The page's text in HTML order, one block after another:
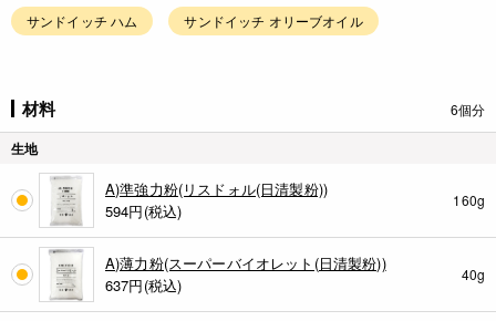
サンドイッチ ハム サンドイッチ オリーブオイル
材料 6個分
生地
A)準強力粉(リスドォル(日清製粉))
594円(税込)
160g
A)薄力粉(スーパーバイオレット(日清製粉))
637円(税込)
40g